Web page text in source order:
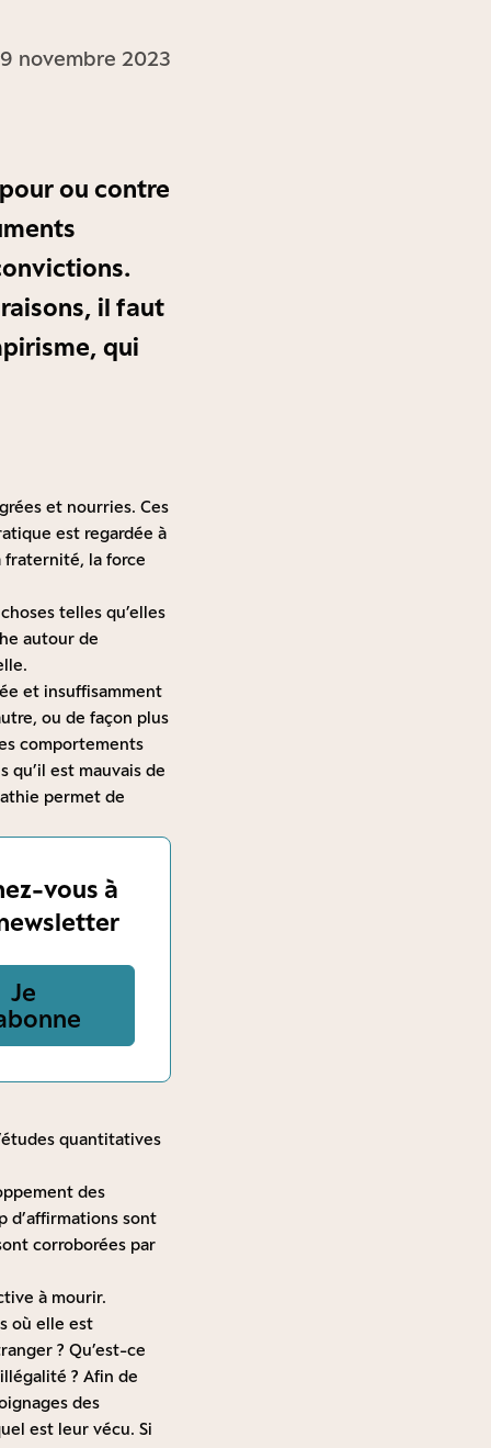
novembre 2023
ou contre
il faut
qui
et nourries. Ces
est regardée à
fraternité, la force
telles qu’elles
autour de
et insuffisamment
ou de façon plus
comportements
qu’il est mauvais de
permet de
vous à
Je
quantitatives
des
d’affirmations sont
corroborées par
à mourir.
où elle est
? Qu’est-ce
? Afin de
des
est leur vécu. Si